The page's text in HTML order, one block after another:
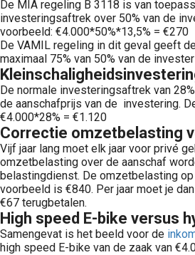
De MIA regeling B 3118 is van
investeringsaftrek over 50% van de
voorbeeld: €4.000*50%*13,5% = €270
De VAMIL regeling in dit geval geeft
maximaal 75% van 50% van de
De normale investeringsaftrek van
de aanschafprijs van de investering.
€4.000*28% = €1.120
Correctie omzetbelasting
Vijf jaar lang moet elk jaar voor privé
omzetbelasting over de aanschaf
belastingdienst. De omzetbelasting
voorbeeld is €840. Per jaar moet je
€67 terugbetalen.
High speed E-bike versus
Samengevat is het beeld voor de
high speed E-bike van de zaak van